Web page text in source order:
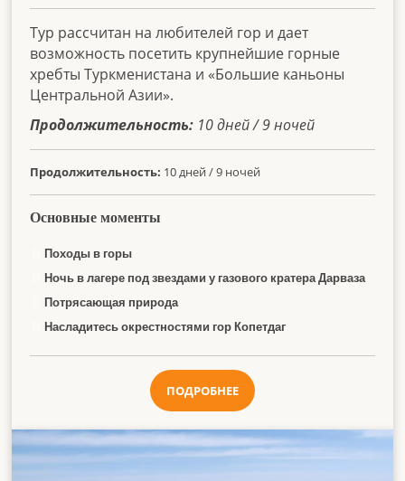
Тур рассчитан на любителей гор и дает
возможность посетить крупнейшие горные
хребты Туркменистана и «Большие каньоны
Центральной Азии».
Продолжительность: 10 дней / 9 ночей
Продолжительность: 10 дней / 9 ночей
Основные моменты
Походы в горы
Ночь в лагере под звездами у газового кратера Дарваза
Потрясающая природа
Насладитесь окрестностями гор Копетдаг
ПОДРОБНЕЕ